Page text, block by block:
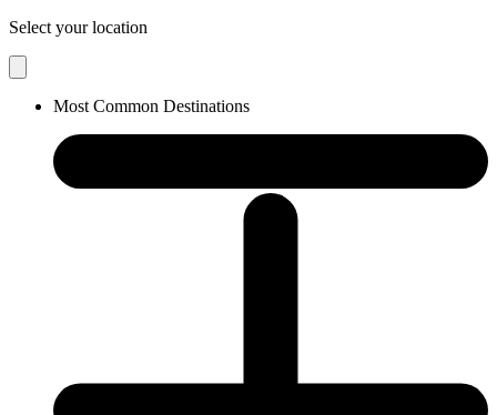
Select your location
Most Common Destinations